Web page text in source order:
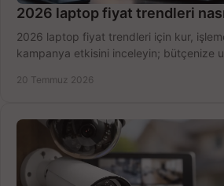
2026 laptop fiyat trendleri
2026 laptop fiyat trendleri için kur,
kampanya etkisini inceleyin; bütçenize
20 Temmuz 2026